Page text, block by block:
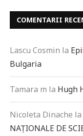
COMENTARII
Lascu Cosmin la
Bulgaria
Tamara m la Hugh
Nicoleta Dinache la
NAȚIONALE DE